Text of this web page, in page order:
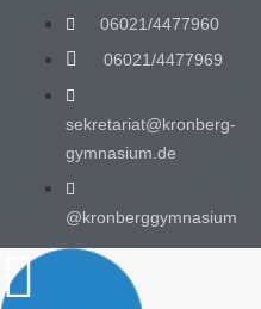
06021/4477960
06021/4477969
sekretariat@kronberg-
gymnasium.de
@kronberggymnasium